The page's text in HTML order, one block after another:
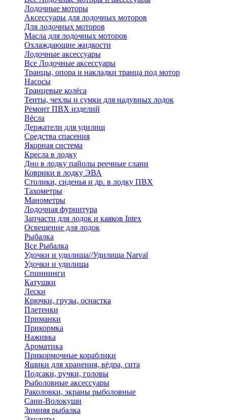
Лодочные моторы
Аксессуары для лодочных моторов
Для лодочных моторов
Масла для лодочных моторов
Охлаждающие жидкости
Лодочные аксессуары
Все Лодочные аксессуары
Транцы, опора и накладки транца под мотор
Насосы
Транцевые колёса
Тенты, чехлы и сумки для надувных лодок
Ремонт ПВХ изделий
Вёсла
Держатели для удилищ
Средства спасения
Якорная система
Кресла в лодку
Дно в лодку пайолы реечные слани
Коврики в лодку ЭВА
Столики, сиденья и др. в лодку ПВХ
Тахометры
Манометры
Лодочная фурнитура
Запчасти для лодок и каяков Intex
Освещение для лодок
Рыбалка
Все Рыбалка
Удочки и удилища//Удилища Narval
Удочки и удилища
Спиннинги
Катушки
Лески
Крючки, грузы, оснастка
Плетенки
Приманки
Прикормка
Наживка
Ароматика
Прикормочные кораблики
Ящики для хранения, вёдра, сита
Подсаки, ручки, головы
Рыболовные аксессуары
Раколовки, экраны рыболовные
Сани-Волокуши
Зимняя рыбалка